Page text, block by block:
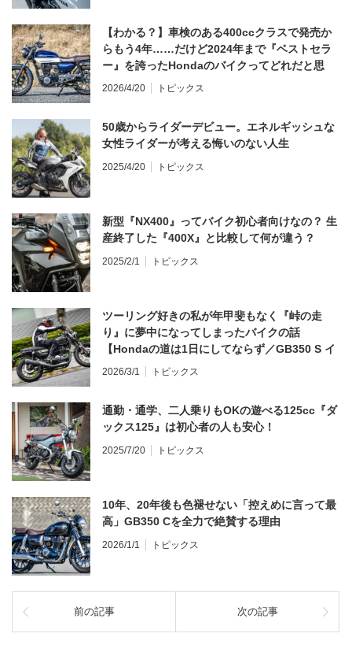
【わかる？】車検のある400ccクラスで発売か
らもう4年……だけど2024年まで『ベストセラ
ー』を誇ったHondaのバイクってどれだと思
う？
2026/4/20 トピックス
50歳からライダーデビュー。エネルギッシュな
女性ライダーが考える悔いのない人生
2025/4/20 トピックス
新型『NX400』ってバイク初心者向けなの？ 生
産終了した『400X』と比較して何が違う？
2025/2/1 トピックス
ツーリング好きの私が年甲斐もなく『峠の走
り』に夢中になってしまったバイクの話
【Hondaの道は1日にしてならず／GB350 S イ
ンプレ・レビュー 前編】
2026/3/1 トピックス
通勤・通学、二人乗りもOKの遊べる125cc『ダ
ックス125』は初心者の人も安心！
2025/7/20 トピックス
10年、20年後も色褪せない「控えめに言って最
高」GB350 Cを全力で絶賛する理由
2026/1/1 トピックス
前の記事 次の記事